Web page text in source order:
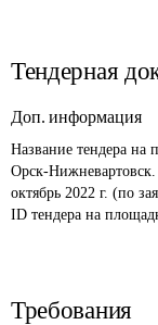
Тендерная
Доп. информация
Название тендера на
Орск-
октябрь 2022 г. (по
ID тендера на
Требования